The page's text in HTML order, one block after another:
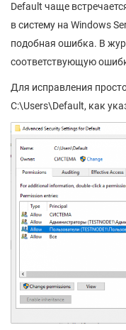
Default чаще
в систему на Windows
подобная ошибка. В
соответствующую
Для исправления
C:\Users\Default, как